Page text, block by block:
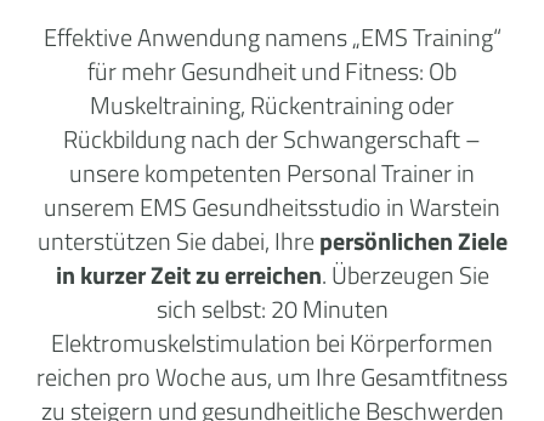
Effektive Anwendung namens „EMS Training“
für mehr Gesundheit und Fitness: Ob
Muskeltraining, Rückentraining oder
Rückbildung nach der Schwangerschaft –
unsere kompetenten Personal Trainer in
unserem EMS Gesundheitsstudio in Warstein
unterstützen Sie dabei, Ihrepersönlichen Ziele
in kurzer Zeit zu erreichen. Überzeugen Sie
sich selbst: 20 Minuten
Elektromuskelstimulation bei Körperformen
reichen pro Woche aus, um Ihre Gesamtfitness
zu steigern und gesundheitliche Beschwerden